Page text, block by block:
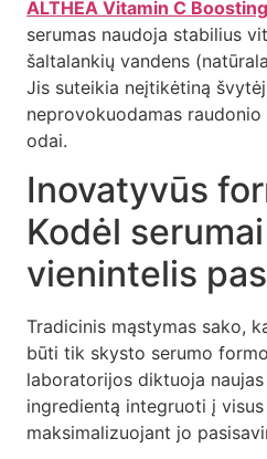
ALTHEA Vitamin C
serumas naudoja stabilius
šaltalankių vandens
Jis suteikia neįtikėtiną
neprovokuodamas
odai.
Inovatyvūs
Kodėl
vienintelis
Tradicinis mąstymas sako,
būti tik skysto serumo
laboratorijos diktuoja
ingredientą integruoti į
maksimalizuojant jo